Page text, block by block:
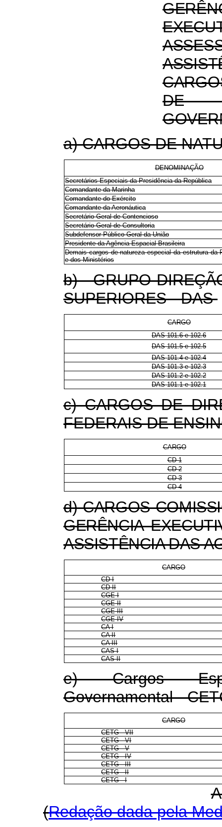
DE
a) CARGOS DE
DENOMINAÇÃO
Secretários Especiais da Presidência da República
Comandante da Marinha
Comandante do Exército
Comandante da Aeronáutica
Secretário-Geral de Contencioso
Secretário-Geral de Consultoria
Subdefensor Público Geral da União
Presidente da Agência Espacial Brasileira
Demais cargos de natureza especial da estrutura da
e dos Ministérios
b) GRUPO-
SUPERIORES - DAS
CARGO
DAS 101.6 e 102.6
DAS 101.5 e 102.5
DAS 101.4 e 102.4
DAS 101.3 e 102.3
DAS 101.2 e 102.2
DAS 101.1 e 102.1
c) CARGOS DE
FEDERAIS DE
CARGO
CD-1
CD-2
CD-3
CD-4
d) CARGOS
GERÊNCIA
ASSISTÊNCIA DAS
CARGO
CD I
CD II
CGE I
CGE II
CGE III
CGE IV
CA I
CA II
CA III
CAS I
CAS II
e) Cargos
Governamental -
CARGO
CETG - VII
CETG - VI
CETG - V
CETG - IV
CETG - III
CETG - II
CETG - I
(Redação dada pela